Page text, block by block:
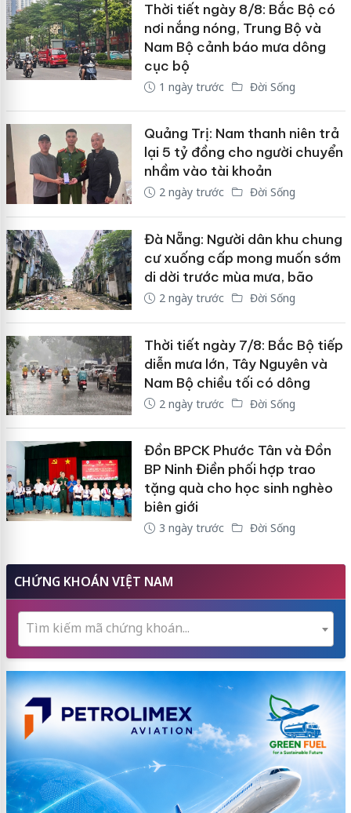
Thời tiết ngày 8/8: Bắc Bộ có
nơi nắng nóng, Trung Bộ và
Nam Bộ cảnh báo mưa dông
cục bộ
1 ngày trước Đời Sống
Quảng Trị: Nam thanh niên trả
lại 5 tỷ đồng cho người chuyển
nhầm vào tài khoản
2 ngày trước Đời Sống
Đà Nẵng: Người dân khu chung
cư xuống cấp mong muốn sớm
di dời trước mùa mưa, bão
2 ngày trước Đời Sống
Thời tiết ngày 7/8: Bắc Bộ tiếp
diễn mưa lớn, Tây Nguyên và
Nam Bộ chiều tối có dông
2 ngày trước Đời Sống
Đồn BPCK Phước Tân và Đồn
BP Ninh Điền phối hợp trao
tặng quà cho học sinh nghèo
biên giới
3 ngày trước Đời Sống
CHỨNG KHOÁN VIỆT NAM
Tìm kiếm mã chứng khoán...